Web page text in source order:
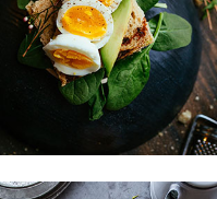
Sipsum primis